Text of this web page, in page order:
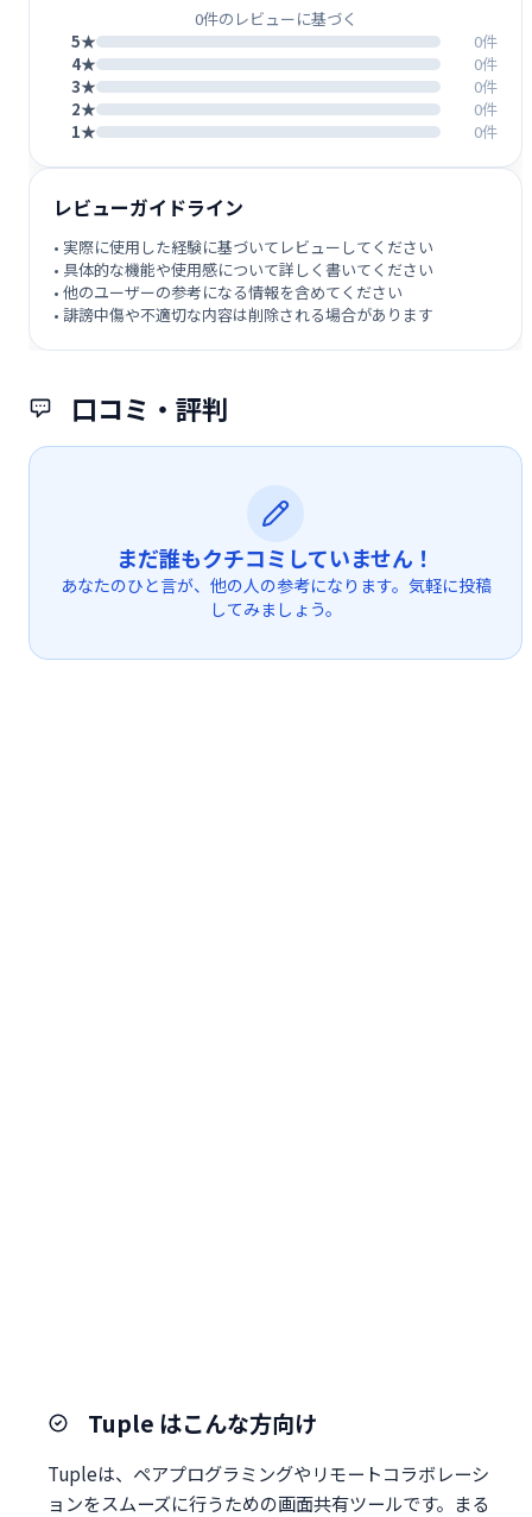
口コミ・評判
まだ誰もクチコミしていません！
あなたのひと言が、他の人の参考になります。気軽に投稿
してみましょう。
0件のレビューに基づく
5★
0件
4★
0件
3★
0件
2★
0件
1★
0件
レビューガイドライン
• 実際に使用した経験に基づいてレビューしてください
• 具体的な機能や使用感について詳しく書いてください
• 他のユーザーの参考になる情報を含めてください
• 誹謗中傷や不適切な内容は削除される場合があります
Tuple はこんな方向け
Tupleは、ペアプログラミングやリモートコラボレーシ
ョンをスムーズに行うための画面共有ツールです。まる